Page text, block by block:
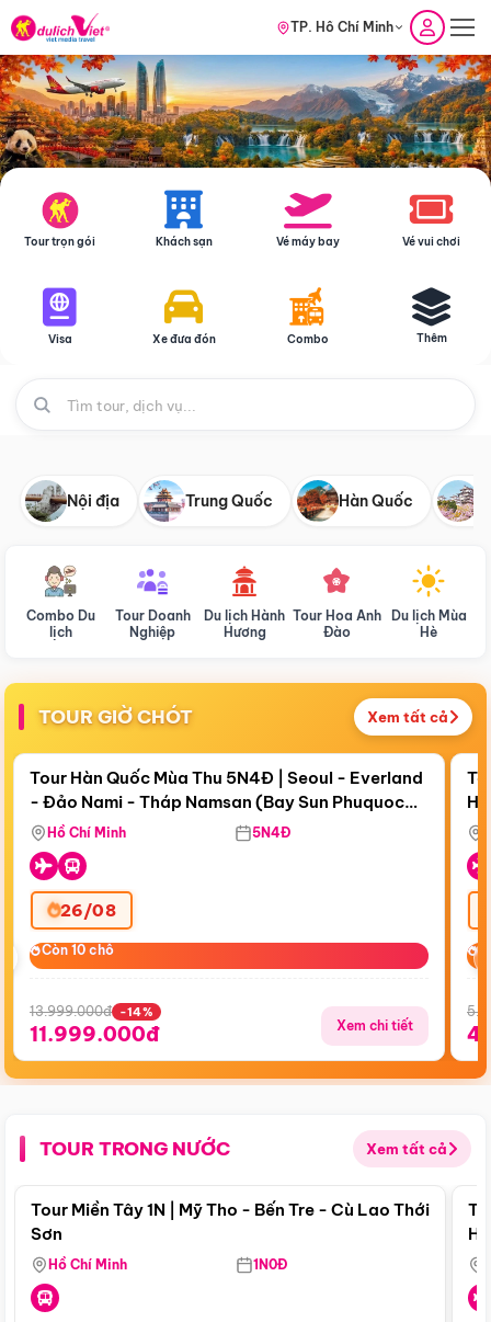
TP. Hồ Chí Minh
Tour trọn gói Khách sạn Vé máy bay Vé vui chơi
Visa Xe đưa đón Combo Thêm
Nội địa Trung Quốc Hàn Quốc
Combo Du
lịch
Tour Doanh
Nghiệp
Du lịch Hành
Hương
Tour Hoa Anh
Đào
Du lịch Mùa
Hè
TOUR GIỜ CHÓT Xem tất cả
Còn18 ngày 06:40:01
Bay Sun Phuquoc Airways
Điểm nổi bật
Tour Hàn Quốc Mùa Thu 5N4Đ | Seoul - Everland
- Đảo Nami - Tháp Namsan (Bay Sun Phuquoc
Airways)
Hồ Chí Minh 5N4Đ
26/08
Còn 10 chỗ
Còn 10 chỗ
13.999.000đ -14%
11.999.000đ Xem chi tiết
TOUR TRONG NƯỚC Xem tất cả
Điểm nổi bật
Tour Miền Tây 1N | Mỹ Tho - Bến Tre - Cù Lao Thới
Sơn
Hồ Chí Minh 1N0Đ